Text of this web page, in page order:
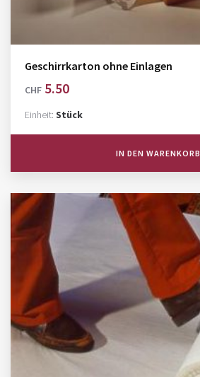
Geschirrkarton ohne Einlagen
CHF 5.50
Einheit: Stück
IN DEN WARENKORB